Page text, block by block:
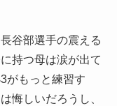
谷部選手の震える
持つ母は涙が出て
がもっと練習す
悔しいだろうし、